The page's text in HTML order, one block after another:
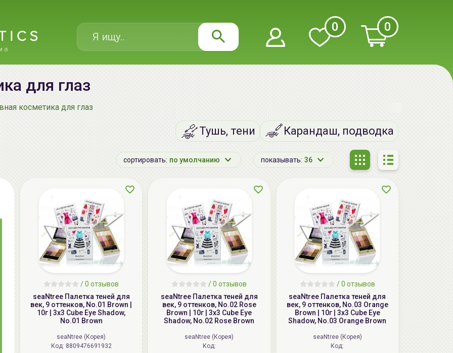
0 0
для глаз
косметика для глаз
Тушь, тени Карандаш, подводка
сортировать: по умолчанию показывать: 36
/ 0 отзывов
seaNtree Палетка теней для
век, 9 оттенков, No.01 Brown |
10г | 3x3 Cube Eye Shadow,
No.01 Brown
seaNtree (Корея)
Код: 8809476691932
/ 0 отзывов
seaNtree Палетка теней для
век, 9 оттенков, No.02 Rose
Brown | 10г | 3x3 Cube Eye
Shadow, No.02 Rose Brown
seaNtree (Корея)
Код:
/ 0 отзывов
seaNtree Палетка теней для
век, 9 оттенков, No.03 Orange
Brown | 10г | 3x3 Cube Eye
Shadow, No.03 Orange Brown
seaNtree (Корея)
Код: